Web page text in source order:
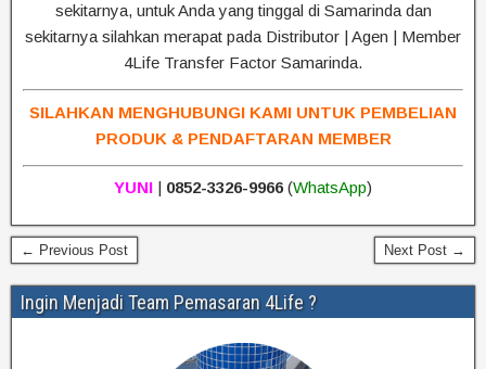
sekitarnya, untuk Anda yang tinggal di Samarinda dan
sekitarnya silahkan merapat pada Distributor | Agen | Member
4Life Transfer Factor Samarinda.
SILAHKAN MENGHUBUNGI KAMI UNTUK PEMBELIAN
PRODUK & PENDAFTARAN MEMBER
YUNI | 0852-3326-9966(WhatsApp)
← Previous Post Next Post →
Ingin Menjadi Team Pemasaran 4Life ?